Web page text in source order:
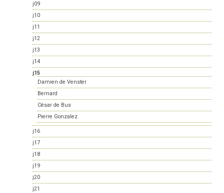
j09
j10
j11
j12
j13
j14
j15
Damien de Venster
Bernard
César de Bus
Pierre Gonzalez
j16
j17
j18
j19
j20
j21